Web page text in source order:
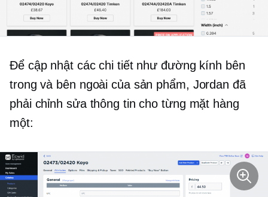
Để cập nhật các chi tiết như đường kính bên
trong và bên ngoài của sản phẩm, Jordan đã
phải chỉnh sửa thông tin cho từng mặt hàng
một: